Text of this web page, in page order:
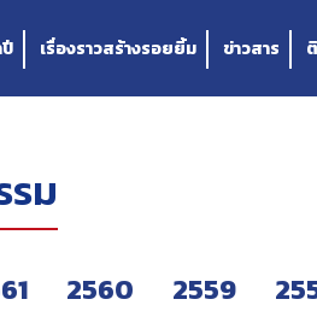
เรื่องราวสร้างรอยยิ้ม ข่าวสาร
รม
2560 2559